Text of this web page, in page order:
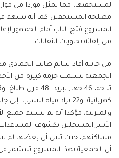
لمستحقيها، مما يمثل موردا من
مصلحة المستحقين كما أنه يسهم
المشروع فتح الباب أمام الجمهور
من إلقائه بحاويات النفايات.
من جانبه أفاد سالم طالب الحمادي
كهربائية، و22 براد مياه
والمنزلية، مؤكدا أنه تم تسليم جميع
الأسر المسجلين بكشوف
مساكنهم، حيث تبين أن بعضها لم
أن الجمعية بهذا المشروع تستثمر